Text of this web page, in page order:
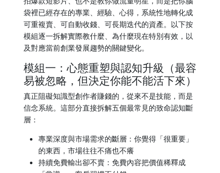
袋裡已經存在的專業、經驗、心得，系統性地轉化成
可重複賣、可自動收錢、可長期迭代的資產。以下按
模組逐一拆解實際教什麼、為什麼現在特別有效，以
及對應當前創業發展趨勢的關鍵變化。
模組一：心態重塑與認知升級（最容
易被忽略，但決定你能不能活下來）
真正阻礙知識型創作者賺錢的，從來不是技能，而是
信念系統。這部分直接拆解五個最常見的致命認知斷
層：
專業深度與市場需求的斷層：你覺得「很重要」
的東西，市場往往不痛也不癢
持續免費輸出卻不賣：免費內容把價值稀釋成